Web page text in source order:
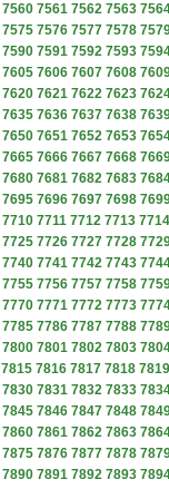
7560 7561 7562 7563
7575 7576 7577 7578
7590 7591 7592 7593
7605 7606 7607 7608
7620 7621 7622 7623
7635 7636 7637 7638
7650 7651 7652 7653
7665 7666 7667 7668
7680 7681 7682 7683
7695 7696 7697 7698
7710 7711 7712 7713 7714
7725 7726 7727 7728
7740 7741 7742 7743
7755 7756 7757 7758
7770 7771 7772 7773
7785 7786 7787 7788
7800 7801 7802 7803
7815 7816 7817 7818 7819
7830 7831 7832 7833
7845 7846 7847 7848
7860 7861 7862 7863
7875 7876 7877 7878
7890 7891 7892 7893